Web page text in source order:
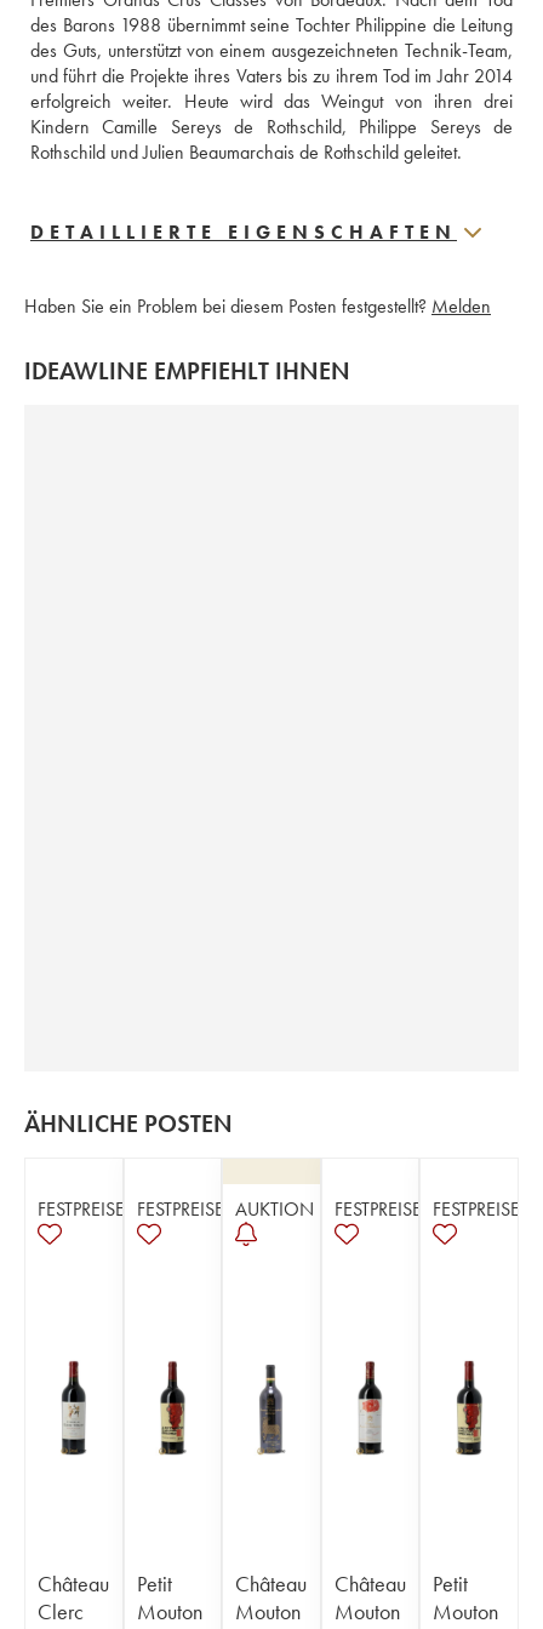
des Barons 1988 übernimmt seine Tochter Philippine die Leitung
des Guts, unterstützt von einem ausgezeichneten Technik-Team,
und führt die Projekte ihres Vaters bis zu ihrem Tod im Jahr 2014
erfolgreich weiter. Heute wird das Weingut von ihren drei
Kindern Camille Sereys de Rothschild, Philippe Sereys de
Rothschild und Julien Beaumarchais de Rothschild geleitet.
DETAILLIERTE EIGENSCHAFTEN
Haben Sie ein Problem bei diesem Posten festgestellt? Melden
IDEAWLINE EMPFIEHLT IHNEN
ÄHNLICHE POSTEN
FESTPREISE
Château
Clerc
FESTPREISE
Petit
Mouton
AUKTION
Château
Mouton
FESTPREISE
Château
Mouton
FESTPREISE
Petit
Mouton